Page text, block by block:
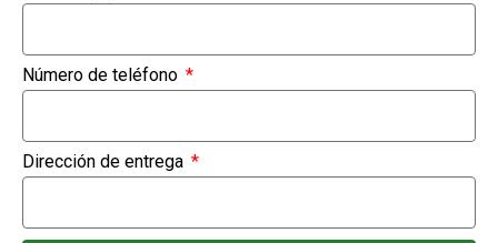
Número de teléfono
Dirección de entrega